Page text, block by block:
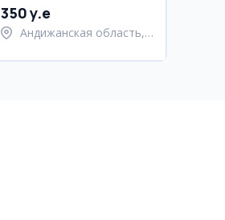
350 y.e
Андижанская область,